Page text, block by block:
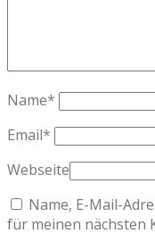
Name*
Email*
Webseite
Name, E-Mail-
für meinen nächsten